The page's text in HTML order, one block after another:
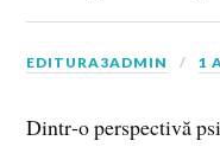
EDITURA3ADMIN 1
Dintr‑o perspectivă